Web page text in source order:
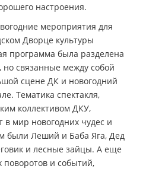
настроения.
мероприятия для
Дворце культуры
программа была разделена
но связанные между собой
сцене ДК и новогодний
Тематика спектакля,
коллективом ДКУ,
в мир новогодних чудес и
были Леший и Баба Яга, Дед
и лесные зайцы. А еще
и событий,